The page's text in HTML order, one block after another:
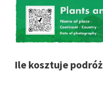
Ile kosztuje